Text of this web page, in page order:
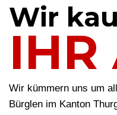
Wir
IHR
Wir kümmern uns um
Bürglen im Kanton